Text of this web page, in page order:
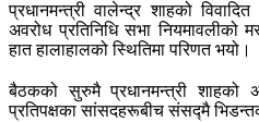
प्रधानमन्त्री वालेन्द्र शाहको
अवरोध प्रतिनिधि सभा नियमावलीको
हात हालाहालको स्थितिमा परिणत भयो।
बैठकको सुरुमै प्रधानमन्त्री शाहको
प्रतिपक्षका सांसदहरूबीच संसद्मै